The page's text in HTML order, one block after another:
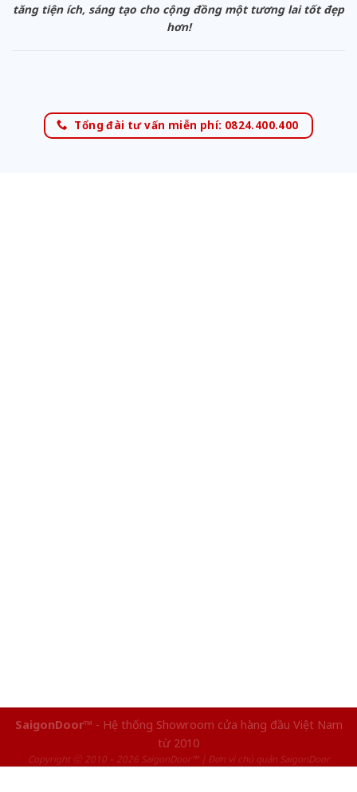
tăng tiện ích, sáng tạo cho cộng đồng một tương lai tốt đẹp
hơn!
Tổng đài tư vấn miễn phí: 0824.400.400
SaigonDoor™ - Hệ thống Showroom cửa hàng đầu Việt Nam
từ 2010
Copyright ⓒ 2010 – 2026 SaigonDoor™ | Đơn vị chủ quản SaigonDoor